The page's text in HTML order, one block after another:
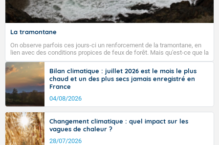
La tramontane
On observe parfois ces jours-ci un renforcement de la tramontane, en
lien avec des conditions propices de feux de forêt. Mais qu'est-ce que la
tramontane ? Quelles sont ses caractéristiques ? La tramontane est un
vent turbulent soufflant de secteur nord-ouest à nord, ou ouest à nord-
ouest, dans un secteur qui part du Roussillon à la vallée de l’Aude et à
l’ouest de l’Hérault. L’étymologie de ce vent vient du latin trasmontanus,
signifiant au-delà des monts, en allusion aux régions montagneuses
d’où provient ce vent.
Bilan climatique : juillet 2026 est le mois le plus
chaud et un des plus secs jamais enregistré en
France
04/08/2026
Changement climatique : quel impact sur les
vagues de chaleur ?
28/07/2026